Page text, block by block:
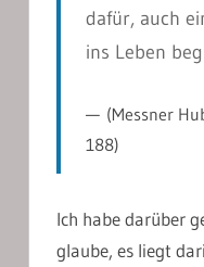
dafür, auch
ins Leben
(Messner
188)
Ich habe darüber
glaube, es liegt